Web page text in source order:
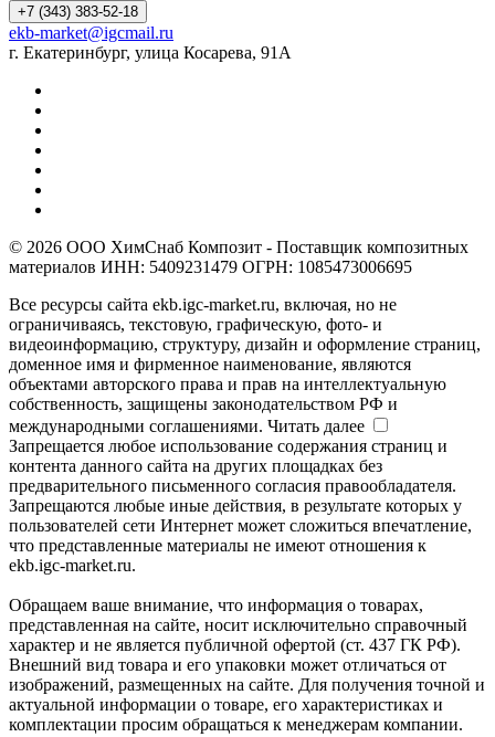
+7 (343) 383-52-18
ekb-market@igcmail.ru
г. Екатеринбург, улица Косарева, 91А
© 2026 ООО ХимСнаб Композит - Поставщик композитных
материалов ИНН: 5409231479 ОГРН: 1085473006695
Все ресурсы сайта ekb.igc-market.ru, включая, но не
ограничиваясь, текстовую, графическую, фото- и
видеоинформацию, структуру, дизайн и оформление страниц,
доменное имя и фирменное наименование, являются
объектами авторского права и прав на интеллектуальную
собственность, защищены законодательством РФ и
международными соглашениями. Читать далее
Запрещается любое использование содержания страниц и
контента данного сайта на других площадках без
предварительного письменного согласия правообладателя.
Запрещаются любые иные действия, в результате которых у
пользователей сети Интернет может сложиться впечатление,
что представленные материалы не имеют отношения к
ekb.igc-market.ru.
Обращаем ваше внимание, что информация о товарах,
представленная на сайте, носит исключительно справочный
характер и не является публичной офертой (ст. 437 ГК РФ).
Внешний вид товара и его упаковки может отличаться от
изображений, размещенных на сайте. Для получения точной и
актуальной информации о товаре, его характеристиках и
комплектации просим обращаться к менеджерам компании.